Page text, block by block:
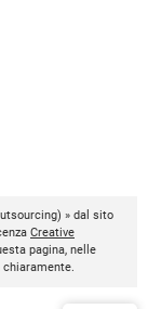
» dal sito
Creative
pagina, nelle
chiaramente.